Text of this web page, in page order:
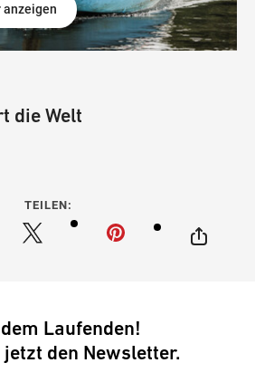
anzeigen
die Welt
TEILEN:
Laufenden!
den Newsletter.